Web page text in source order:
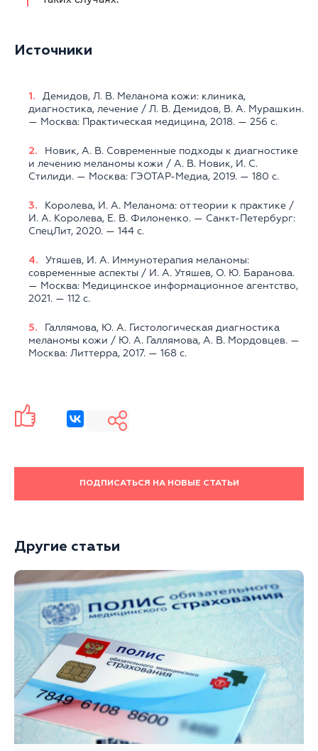
Источники
Демидов, Л. В. Меланома кожи: клиника,
диагностика, лечение / Л. В. Демидов, В. А. Мурашкин.
— Москва: Практическая медицина, 2018. — 256 с.
Новик, А. В. Современные подходы к диагностике
и лечению меланомы кожи / А. В. Новик, И. С.
Стилиди. — Москва: ГЭОТАР-Медиа, 2019. — 180 с.
Королева, И. А. Меланома: от теории к практике /
И. А. Королева, Е. В. Филоненко. — Санкт-Петербург:
СпецЛит, 2020. — 144 с.
Утяшев, И. А. Иммунотерапия меланомы:
современные аспекты / И. А. Утяшев, О. Ю. Баранова.
— Москва: Медицинское информационное агентство,
2021. — 112 с.
Галлямова, Ю. А. Гистологическая диагностика
меланомы кожи / Ю. А. Галлямова, А. В. Мордовцев. —
Москва: Литтерра, 2017. — 168 с.
ПОДПИСАТЬСЯ НА НОВЫЕ СТАТЬИ
Другие статьи